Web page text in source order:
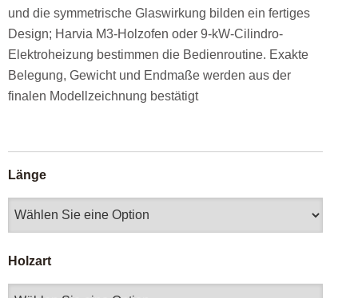
und die symmetrische Glaswirkung bilden ein fertiges
Design; Harvia M3-Holzofen oder 9-kW-Cilindro-
Elektroheizung bestimmen die Bedienroutine. Exakte
Belegung, Gewicht und Endmaße werden aus der
finalen Modellzeichnung bestätigt
Länge
Holzart